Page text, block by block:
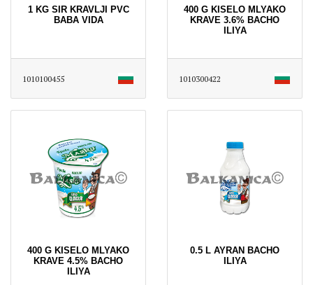
1 KG SIR KRAVLJI PVC
BABA VIDA
1010100455
400 G KISELO MLYAKO
KRAVE 3.6% BACHO
ILIYA
1010300422
400 G KISELO MLYAKO
KRAVE 4.5% BACHO
ILIYA
0.5 L AYRAN BACHO
ILIYA